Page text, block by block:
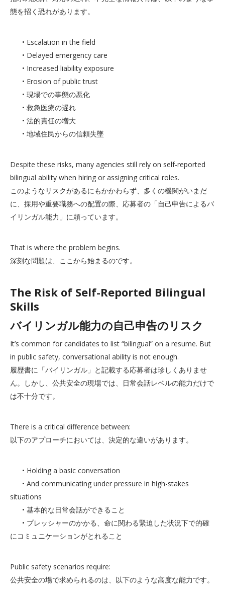
態を招く恐れがあります。
• Escalation in the field
• Delayed emergency care
• Increased liability exposure
• Erosion of public trust
• 現場での事態の悪化
• 救急医療の遅れ
• 法的責任の増大
• 地域住民からの信頼失墜
Despite these risks, many agencies still rely on self-reported
bilingual ability when hiring or assigning critical roles.
このようなリスクがあるにもかかわらず、多くの機関がいまだ
に、採用や重要職務への配置の際、応募者の「自己申告によるバ
イリンガル能力」に頼っています。
That is where the problem begins.
深刻な問題は、ここから始まるのです。
The Risk of Self-Reported Bilingual
Skills
バイリンガル能力の自己申告のリスク
It’s common for candidates to list “bilingual” on a resume. But
in public safety, conversational ability is not enough.
履歴書に「バイリンガル」と記載する応募者は珍しくありませ
ん。しかし、公共安全の現場では、日常会話レベルの能力だけで
は不十分です。
There is a critical difference between:
以下のアプローチにおいては、決定的な違いがあります。
• Holding a basic conversation
• And communicating under pressure in high-stakes
situations
• 基本的な日常会話ができること
• プレッシャーのかかる、命に関わる緊迫した状況下で的確
にコミュニケーションがとれること
Public safety scenarios require:
公共安全の場で求められるのは、以下のような高度な能力です。